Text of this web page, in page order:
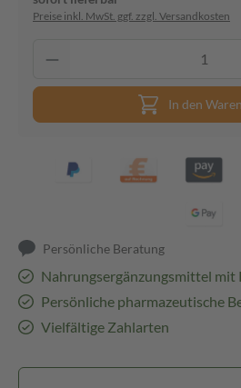
Preise inkl. MwSt. ggf. zzgl. Versandkosten
In den
Persönliche Beratung
Nahrungsergänzungsmittel mit
Persönliche pharmazeutische
Vielfältige Zahlarten